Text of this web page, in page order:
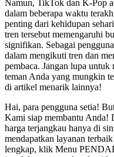
Namun, TikTok dan K-Pop
dalam beberapa waktu
penting dari kehidupan
tren tersebut memengaruhi
signifikan. Sebagai
dalam mengikuti tren dan
pembaca. Jangan lupa
teman Anda yang mungkin
di artikel menarik lainnya!
Hai, para pengguna setia!
Kami siap membantu Anda!
harga terjangkau hanya di
mendapatkan layanan
lengkap, klik Menu